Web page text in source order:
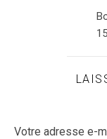
Votre adresse e-